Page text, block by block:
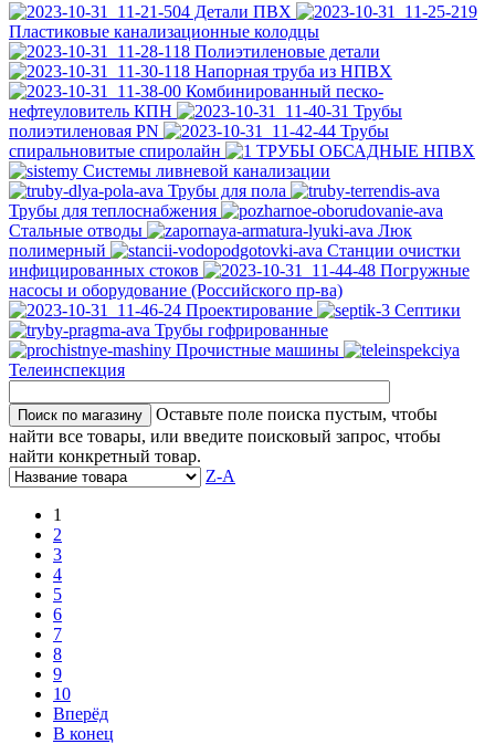
Детали ПВХ
Пластиковые канализационные колодцы
Полиэтиленовые детали
Напорная труба из НПВХ
Комбинированный песко-
нефтеуловитель КПН
Трубы
полиэтиленовая PN
Трубы
спиральновитые спиролайн
ТРУБЫ ОБСАДНЫЕ НПВХ
Системы ливневой канализации
Трубы для пола
Трубы для теплоснабжения
Стальные отводы
Люк
полимерный
Станции очистки
инфицированных стоков
Погружные
насосы и оборудование (Российского пр-ва)
Проектирование
Септики
Трубы гофрированные
Прочистные машины
Телеинспекция
Оставьте поле поиска пустым, чтобы
найти все товары, или введите поисковый запрос, чтобы
найти конкретный товар.
Z-A
1
2
3
4
5
6
7
8
9
10
Вперёд
В конец